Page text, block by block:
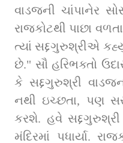
વાડજની ચાંપાનેર
રાજકોટથી પાછા
ત્યાં સદ્દગુરુશ્રીએ
છે." સૌ હરિભક્તો
કે સદ્દગુરુશ્રી
નથી ઇચ્છતા, પણ
કરશે. હવે
મંદિરમાં પધાર્યા.